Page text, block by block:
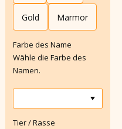
Gold Marmor
Farbe des Name
Wähle die Farbe des
Namen.
Tier / Rasse